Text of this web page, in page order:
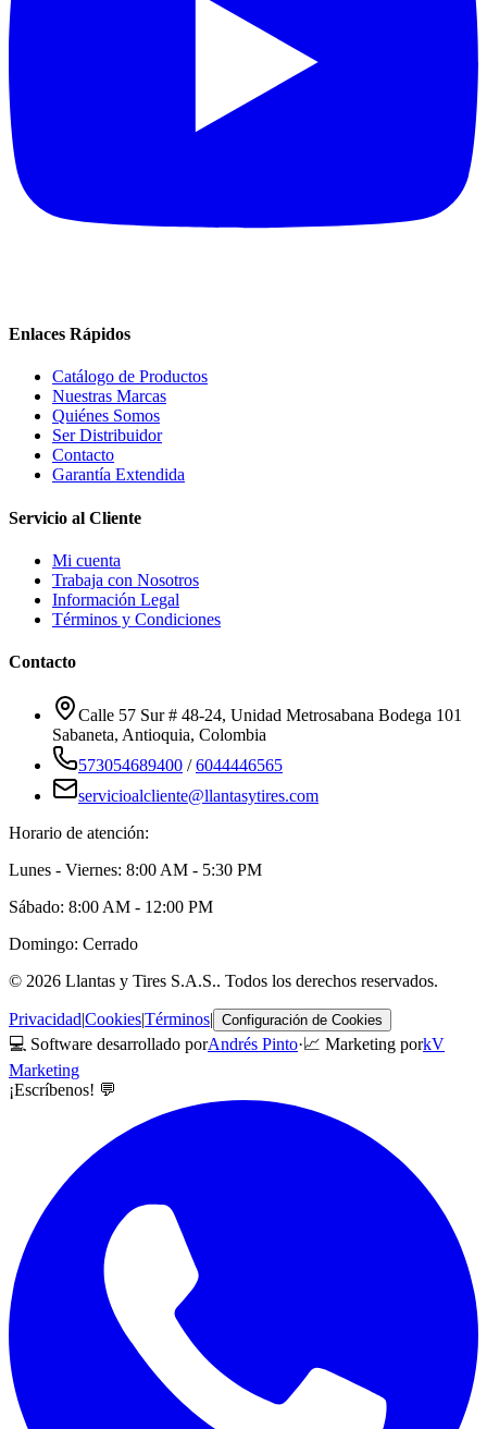
Enlaces Rápidos
Catálogo de Productos
Nuestras Marcas
Quiénes Somos
Ser Distribuidor
Contacto
Garantía Extendida
Servicio al Cliente
Mi cuenta
Trabaja con Nosotros
Información Legal
Términos y Condiciones
Contacto
Calle 57 Sur # 48-24, Unidad Metrosabana Bodega 101
Sabaneta, Antioquia, Colombia
573054689400 /6044446565
servicioalcliente@llantasytires.com
Horario de atención:
Lunes - Viernes: 8:00 AM - 5:30 PM
Sábado: 8:00 AM - 12:00 PM
Domingo: Cerrado
© 2026 Llantas y Tires S.A.S.. Todos los derechos reservados.
Privacidad|Cookies|Términos| Configuración de Cookies
💻 Software desarrollado porAndrés Pinto·📈 Marketing porkV
Marketing
¡Escríbenos! 💬